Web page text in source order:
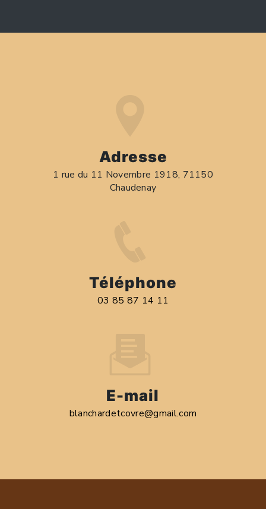
Adresse
1 rue du 11 Novembre 1918, 71150
Chaudenay
Téléphone
03 85 87 14 11
E-mail
blanchardetcovre@gmail.com